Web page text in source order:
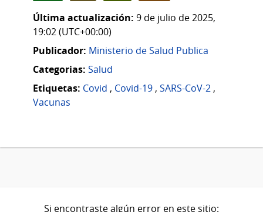
Última actualización: 9 de julio de 2025,
19:02 (UTC+00:00)
Publicador: Ministerio de Salud Publica
Categorias: Salud
Etiquetas: Covid , Covid-19 , SARS-CoV-2 ,
Vacunas
Si encontraste algún error en este sitio: